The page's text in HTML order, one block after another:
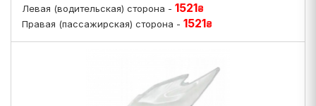
Левая (водительская) сторона - 1521₴
Правая (пассажирская) сторона - 1521₴